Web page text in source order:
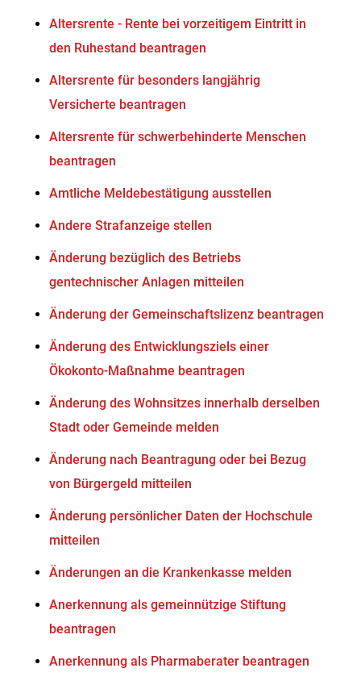
Altersrente - Rente bei vorzeitigem Eintritt in
den Ruhestand beantragen
Altersrente für besonders langjährig
Versicherte beantragen
Altersrente für schwerbehinderte Menschen
beantragen
Amtliche Meldebestätigung ausstellen
Andere Strafanzeige stellen
Änderung bezüglich des Betriebs
gentechnischer Anlagen mitteilen
Änderung der Gemeinschaftslizenz beantragen
Änderung des Entwicklungsziels einer
Ökokonto-Maßnahme beantragen
Änderung des Wohnsitzes innerhalb derselben
Stadt oder Gemeinde melden
Änderung nach Beantragung oder bei Bezug
von Bürgergeld mitteilen
Änderung persönlicher Daten der Hochschule
mitteilen
Änderungen an die Krankenkasse melden
Anerkennung als gemeinnützige Stiftung
beantragen
Anerkennung als Pharmaberater beantragen